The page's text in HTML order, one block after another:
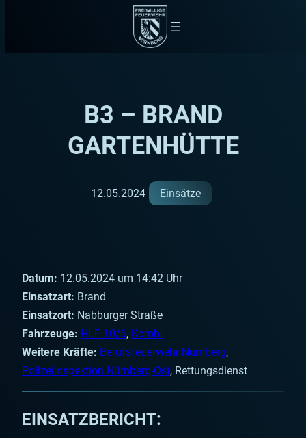
B3 – BRAND
GARTENHÜTTE
12.05.2024 Einsätze
Datum: 12.05.2024 um 14:42 Uhr
Einsatzart: Brand
Einsatzort: Nabburger Straße
Fahrzeuge: HLF 10/6, Kombi
Weitere Kräfte: Berufsfeuerwehr Nürnberg,
Polizeiinspektion Nürnberg-Ost, Rettungsdienst
EINSATZBERICHT: